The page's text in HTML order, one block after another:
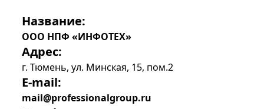
Название:
ООО НПФ «ИНФОТЕХ»
Адрес:
г. Тюмень, ул. Минская, 15, пом.2
E-mail:
mail@professionalgroup.ru